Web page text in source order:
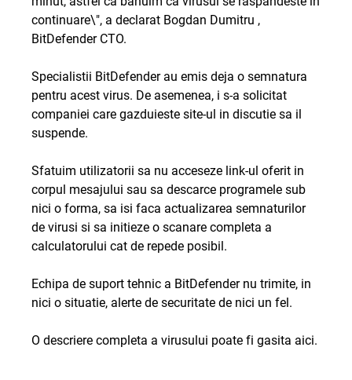
continuare\", a declarat Bogdan Dumitru ,
BitDefender CTO.
Specialistii BitDefender au emis deja o semnatura
pentru acest virus. De asemenea, i s-a solicitat
companiei care gazduieste site-ul in discutie sa il
suspende.
Sfatuim utilizatorii sa nu acceseze link-ul oferit in
corpul mesajului sau sa descarce programele sub
nici o forma, sa isi faca actualizarea semnaturilor
de virusi si sa initieze o scanare completa a
calculatorului cat de repede posibil.
Echipa de suport tehnic a BitDefender nu trimite, in
nici o situatie, alerte de securitate de nici un fel.
O descriere completa a virusului poate fi gasita aici.